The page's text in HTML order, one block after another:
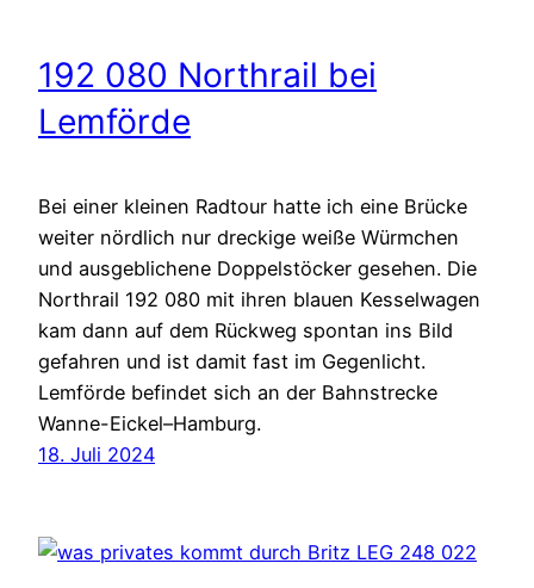
192 080 Northrail bei
Lemförde
Bei einer kleinen Radtour hatte ich eine Brücke
weiter nördlich nur dreckige weiße Würmchen
und ausgeblichene Doppelstöcker gesehen. Die
Northrail 192 080 mit ihren blauen Kesselwagen
kam dann auf dem Rückweg spontan ins Bild
gefahren und ist damit fast im Gegenlicht.
Lemförde befindet sich an der Bahnstrecke
Wanne-Eickel–Hamburg.
18. Juli 2024